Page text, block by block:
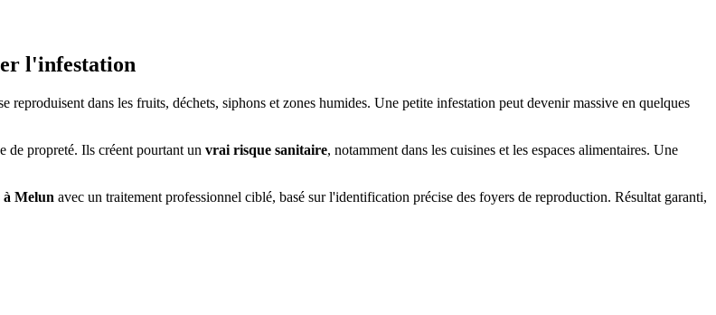
l'infestation
reproduisent dans les fruits, déchets, siphons et zones humides. Une petite infestation peut devenir massive en quelques
de propreté. Ils créent pourtant un vrai risque sanitaire, notamment dans les cuisines et les espaces alimentaires. Une
à Melun avec un traitement professionnel ciblé, basé sur l'identification précise des foyers de reproduction. Résultat garanti,